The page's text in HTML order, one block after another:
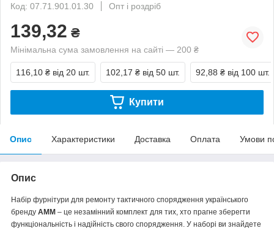
Код: 07.71.901.01.30
Опт і роздріб
139,32 ₴
Мінімальна сума замовлення на сайті — 200 ₴
116,10 ₴ від 20 шт. 102,17 ₴ від 50 шт. 92,88 ₴ від 100 шт.
Купити
Опис Характеристики Доставка Оплата Умови
Опис
Набір фурнітури для ремонту тактичного спорядження українського
бренду АММ – це незамінний комплект для тих, хто прагне зберегти
функціональність і надійність свого спорядження. У наборі ви знайдете